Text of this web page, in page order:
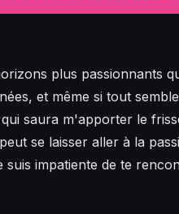
plus passionnants
et même si tout
saura m'apporter le
se laisser aller à la
impatiente de te